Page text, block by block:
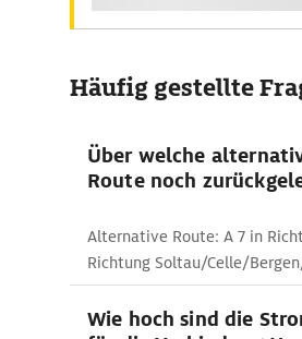
Häufig gestellte
Über welche
Route noch
Alternative Route: A 7 in
Richtung Soltau/Celle/
Wie hoch sind die